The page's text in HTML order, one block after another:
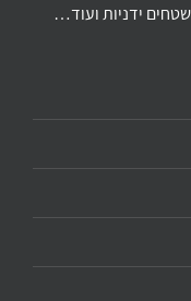
ידניות ועוד…